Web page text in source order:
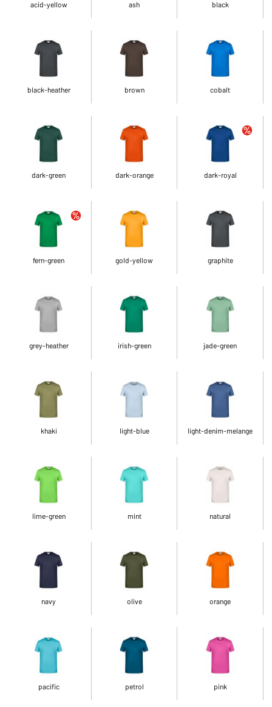
acid-yellow ash black
black-heather brown cobalt
dark-green dark-orange dark-royal
fern-green gold-yellow graphite
grey-heather irish-green jade-green
khaki light-blue light-denim-melange
lime-green mint natural
navy olive orange
pacific petrol pink